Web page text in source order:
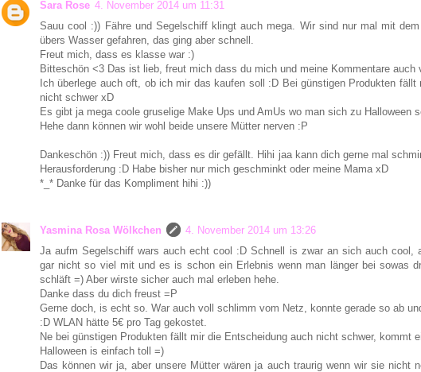
Sara Rose 4. November 2014 um 11:31
Sauu cool :)) Fähre und Segelschiff klingt auch mega. Wir sind nur mal mit
übers Wasser gefahren, das ging aber schnell.
Freut mich, dass es klasse war :)
Bitteschön <3 Das ist lieb, freut mich dass du mich und meine Kommentare auch
Ich überlege auch oft, ob ich mir das kaufen soll :D Bei günstigen Produkten fällt
nicht schwer xD
Es gibt ja mega coole gruselige Make Ups und AmUs wo man sich zu Halloween
Hehe dann können wir wohl beide unsere Mütter nerven :P
Dankeschön :)) Freut mich, dass es dir gefällt. Hihi jaa kann dich gerne mal
Herausforderung :D Habe bisher nur mich geschminkt oder meine Mama xD
*_* Danke für das Kompliment hihi :))
Yasmina Rosa Wölkchen
4. November 2014 um 13:26
Ja aufm Segelschiff wars auch echt cool :D Schnell is zwar an sich auch cool,
gar nicht so viel mit und es is schon ein Erlebnis wenn man länger bei sowas
schläft =) Aber wirste sicher auch mal erleben hehe.
Danke dass du dich freust =P
Gerne doch, is echt so. War auch voll schlimm vom Netz, konnte gerade so ab
:D WLAN hätte 5€ pro Tag gekostet.
Ne bei günstigen Produkten fällt mir die Entscheidung auch nicht schwer, kommt
Halloween is einfach toll =)
Das können wir ja, aber unsere Mütter wären ja auch traurig wenn wir sie nicht